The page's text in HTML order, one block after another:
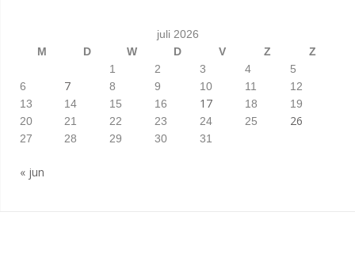
juli 2026
M
D W D V Z
Z
1
2 3 4
5
6
7 8 9 10 11
12
13
14 15 16 17 18
19
20
21 22 23 24 25 26
27 28 29 30 31
« jun